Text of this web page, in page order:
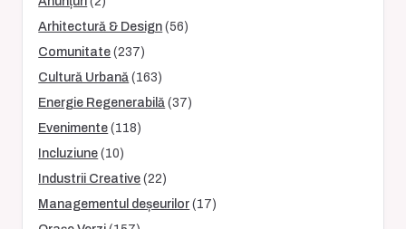
Arhitectură & Design (56)
Comunitate (237)
Cultură Urbană (163)
Energie Regenerabilă (37)
Evenimente (118)
Incluziune (10)
Industrii Creative (22)
Managementul deșeurilor (17)